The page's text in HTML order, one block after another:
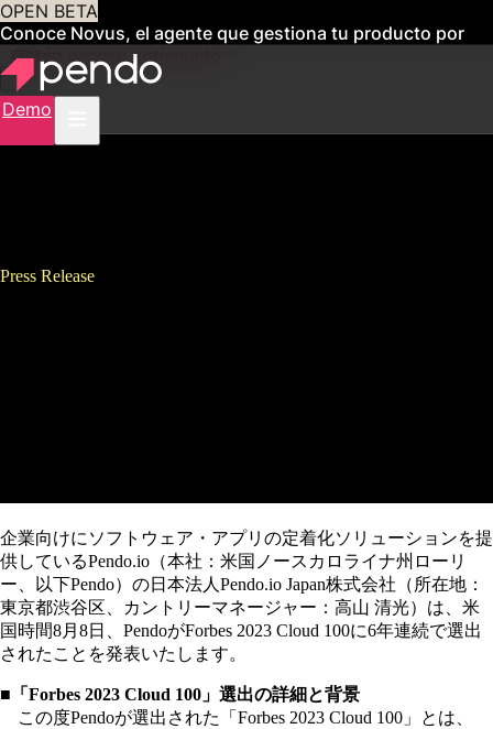
OPEN BETA
Conoce Novus, el agente que gestiona tu producto por
Obtén acceso anticipado
Demo
Press Release
企業向けにソフトウェア・アプリの定着化ソリューションを提
供しているPendo.io（本社：米国ノースカロライナ州ローリ
ー、以下Pendo）の日本法人Pendo.io Japan株式会社（所在地：
東京都渋谷区、カントリーマネージャー：高山 清光）は、米
国時間8月8日、PendoがForbes 2023 Cloud 100に6年連続で選出
されたことを発表いたします。
■「Forbes 2023 Cloud 100」選出の詳細と背景
この度Pendoが選出された「Forbes 2023 Cloud 100」とは、